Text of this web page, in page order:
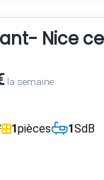
Nice
la semaine
1pièces 1SdB